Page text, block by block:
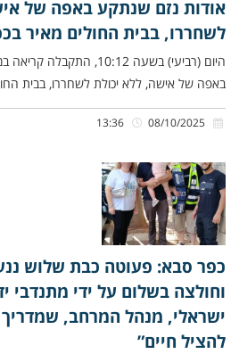
אודות נזם שנתקע באפה של
לשחררו, בבית החולים מאיר
היום (רביעי) בשעה 10:12,
באפה של אישה, ללא יכולת לשחררו, בבית
כפר סבא: פעוטה כבת שלוש
וחולצה בשלום על ידי מתנדבי
ישראלי, מנהל המרחב, שמדריך
להציל חיים”